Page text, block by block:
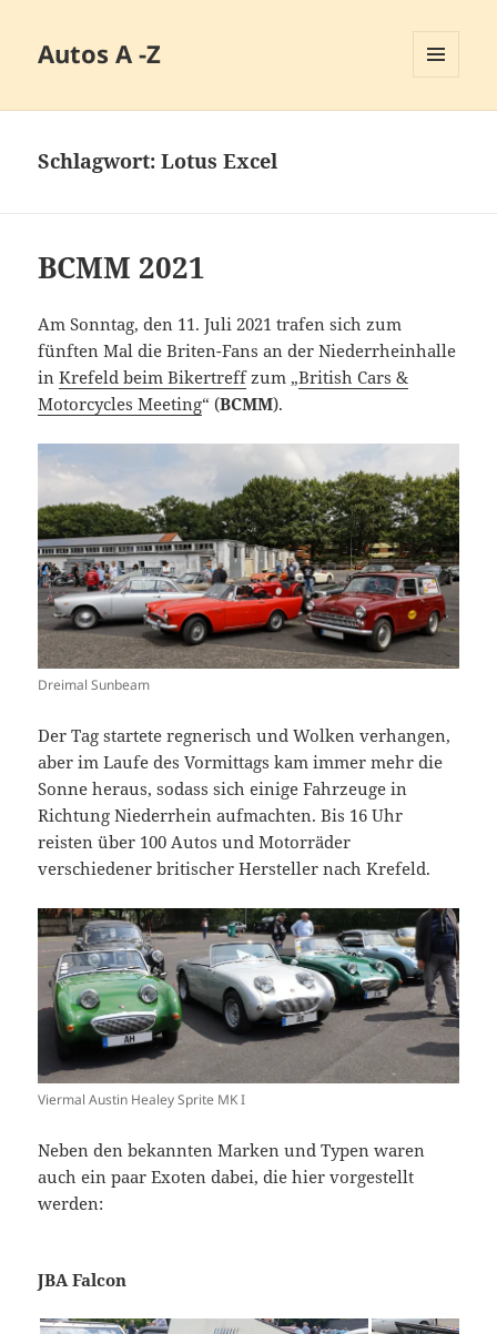
Autos A -Z
Schlagwort:Lotus Excel
BCMM 2021
Am Sonntag, den 11. Juli 2021 trafen sich zum
fünften Mal die Briten-Fans an der Niederrheinhalle
inKrefeld beim Bikertreffzum „British Cars &
Motorcycles Meeting“ (BCMM).
Dreimal Sunbeam
Der Tag startete regnerisch und Wolken verhangen,
aber im Laufe des Vormittags kam immer mehr die
Sonne heraus, sodass sich einige Fahrzeuge in
Richtung Niederrhein aufmachten. Bis 16 Uhr
reisten über 100 Autos und Motorräder
verschiedener britischer Hersteller nach Krefeld.
Viermal Austin Healey Sprite MK I
Neben den bekannten Marken und Typen waren
auch ein paar Exoten dabei, die hier vorgestellt
werden:
JBA Falcon